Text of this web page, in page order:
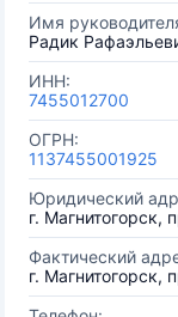
Имя
Радик
ИНН:
7455012700
ОГРН:
1137455001925
Юридический
г. Магнитогорск,
Фактический
г. Магнитогорск,